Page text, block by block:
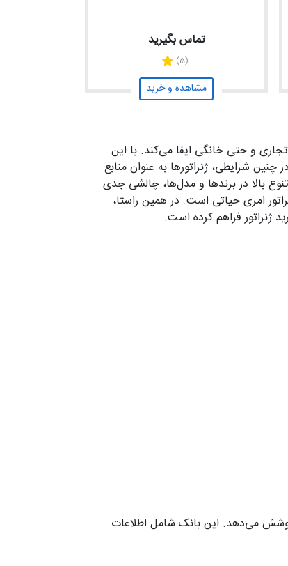
تماس بگیرید
(5)
مشاهده و خرید
و حتی خانگی ایفا می‌کند. با این
شرایطی، ژنراتورها به عنوان منابع
بالا در برندها و مدل‌ها، چالشی جدی
امری حیاتی است. در همین راستا،
ژنراتور فراهم کرده است.
پوشش می‌دهد. این بانک شامل اطلاعات